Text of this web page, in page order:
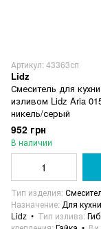
Артикул: 43363сп
Lidz
Смеситель для
изливом Lidz Aria
никель/серый
952 грн
В наличии
Тип изделия
Назначение Для кухни
Lidz
Тип излива